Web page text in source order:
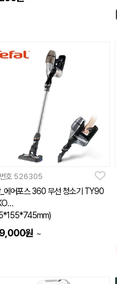
호 526305
에어포스 360 무선 청소기 TY90
원 ~